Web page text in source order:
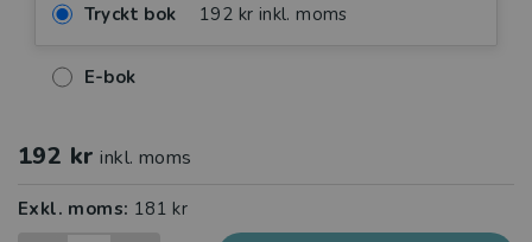
Tryckt bok 192 kr inkl. moms
E-bok
192 kr inkl. moms
Exkl. moms: 181 kr